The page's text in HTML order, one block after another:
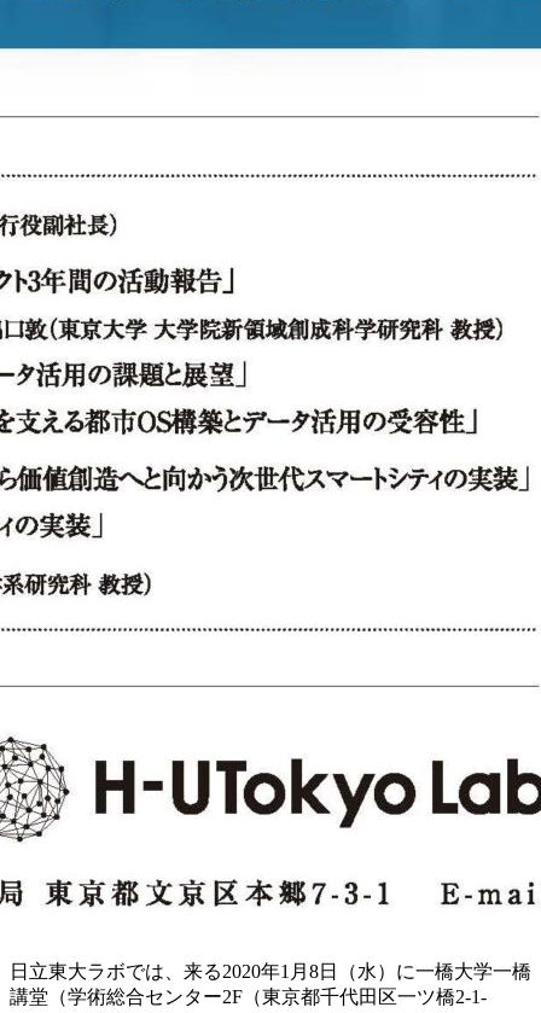
日立東大ラボでは、来る2020年1月8日（水）に一橋大学一橋
講堂（学術総合センター2F（東京都千代田区一ツ橋2-1-